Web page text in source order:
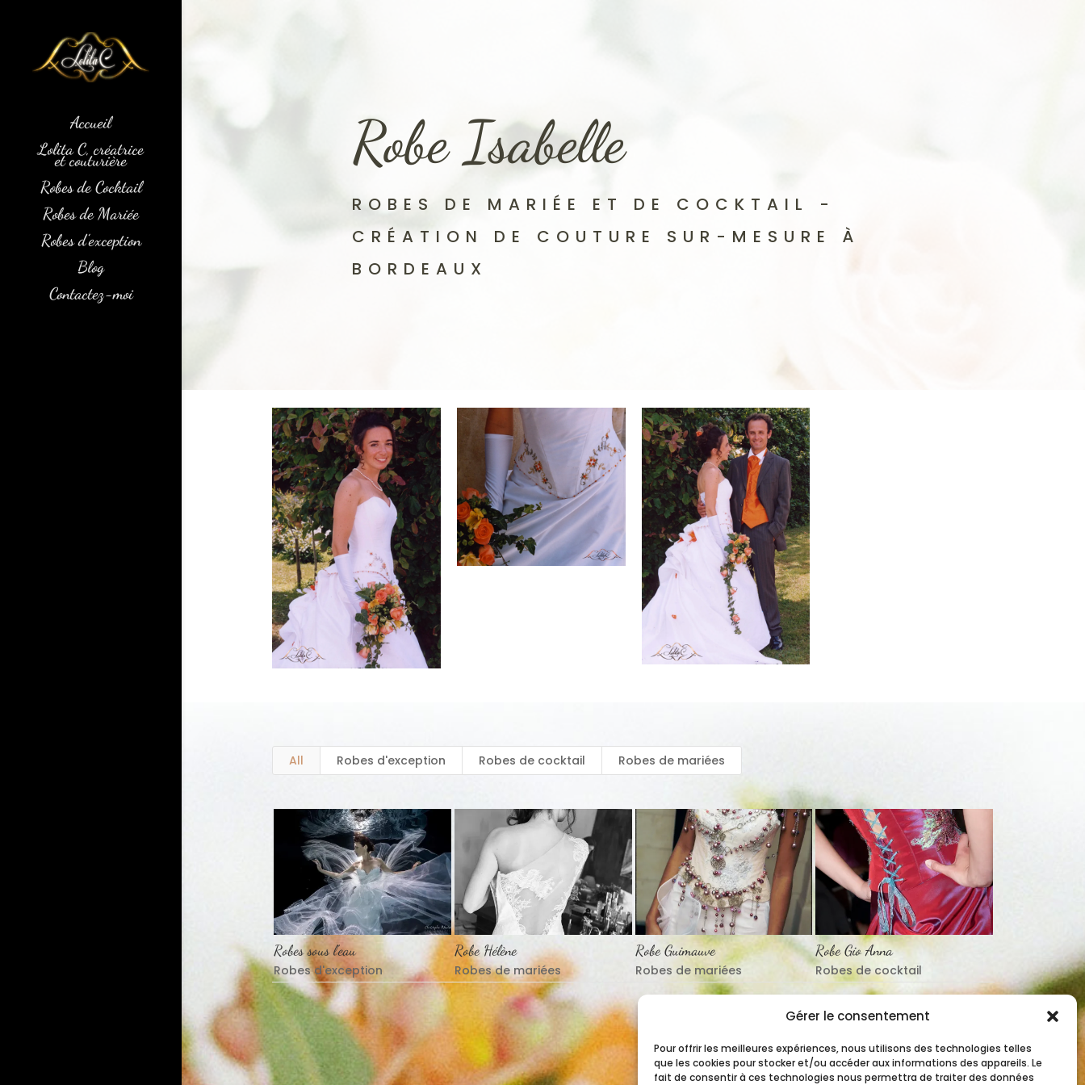
Gérer le consentement
Pour offrir les meilleures expériences, nous utilisons des technologies telles
que les cookies pour stocker et/ou accéder aux informations des appareils. Le
fait de consentir à ces technologies nous permettra de traiter des données
Accueil
Lolita C, créatrice
et couturière
Robes de Cocktail
Robes de Mariée
Robes d’exception
Blog
Contactez-moi
Robe Isabelle
ROBES DE MARIÉE ET DE COCKTAIL -
CRÉATION DE COUTURE SUR-MESURE À
BORDEAUX
All Robes d'exception Robes de cocktail Robes de mariées
Robes sous l’eau
Robes d'exception
Robe Hélène
Robes de mariées
Robe Guimauve
Robes de mariées
Robe Gio Anna
Robes de cocktail
1 2 3 4 Next